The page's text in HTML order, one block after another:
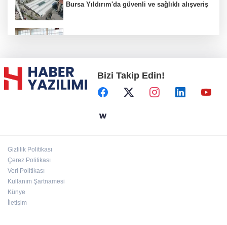
Bursa Yıldırım'da güvenli ve sağlıklı alışveriş
Başkent'in göletlerinde temizlik ve bakım
sürüyor
Bizi Takip Edin!
Gizlilik Politikası
Çerez Politikası
Veri Politikası
Kullanım Şartnamesi
Künye
İletişim